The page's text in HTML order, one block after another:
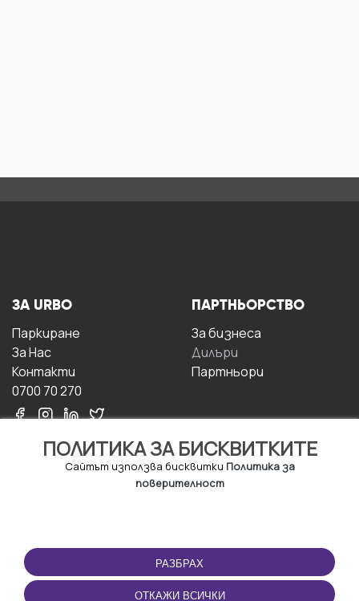
ПОЛИТИКА ЗА БИСКВИТКИТЕ
Сайтът използва бисквитки Политика за
поверителност
РАЗБРАХ
ОТКАЖИ ВСИЧКИ
ЗА URBO
Паркиране
За Hас
Контакти
0700 70 270
ПАРТНЬОРСТВО
За бизнесa
Дилъри
Партньори
ПОЛЗВАНЕ
Правила и условия за
ползване
ПРИЛОЖЕНИЕТО